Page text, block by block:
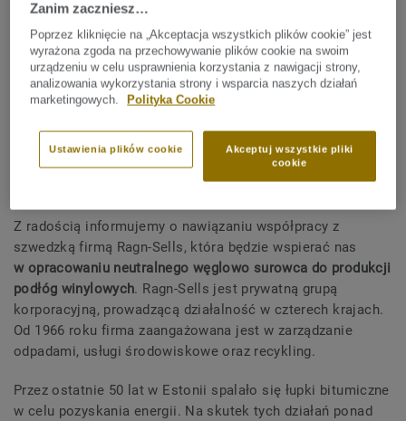
opracujemy neutralny
węglowo surowiec dla
podłóg winylowych
Z radością informujemy o nawiązaniu współpracy z
szwedzką firmą Ragn-Sells, która będzie wspierać nas
w opracowaniu neutralnego węglowo surowca do produkcji
podłóg winylowych. Ragn-Sells jest prywatną grupą
korporacyjną, prowadzącą działalność w czterech krajach.
Od 1966 roku firma zaangażowana jest w zarządzanie
odpadami, usługi środowiskowe oraz recykling.
Przez ostatnie 50 lat w Estonii spalało się łupki bitumiczne
w celu pozyskania energii. Na skutek tych działań ponad
Zanim zaczniesz…
Poprzez kliknięcie na „Akceptacja wszystkich plików cookie” jest
wyrażona zgoda na przechowywanie plików cookie na swoim
urządzeniu w celu usprawnienia korzystania z nawigacji strony,
analizowania wykorzystania strony i wsparcia naszych działań
marketingowych.
Polityka Cookie
Akceptuj wszystkie pliki
cookie
Ustawienia plików cookie